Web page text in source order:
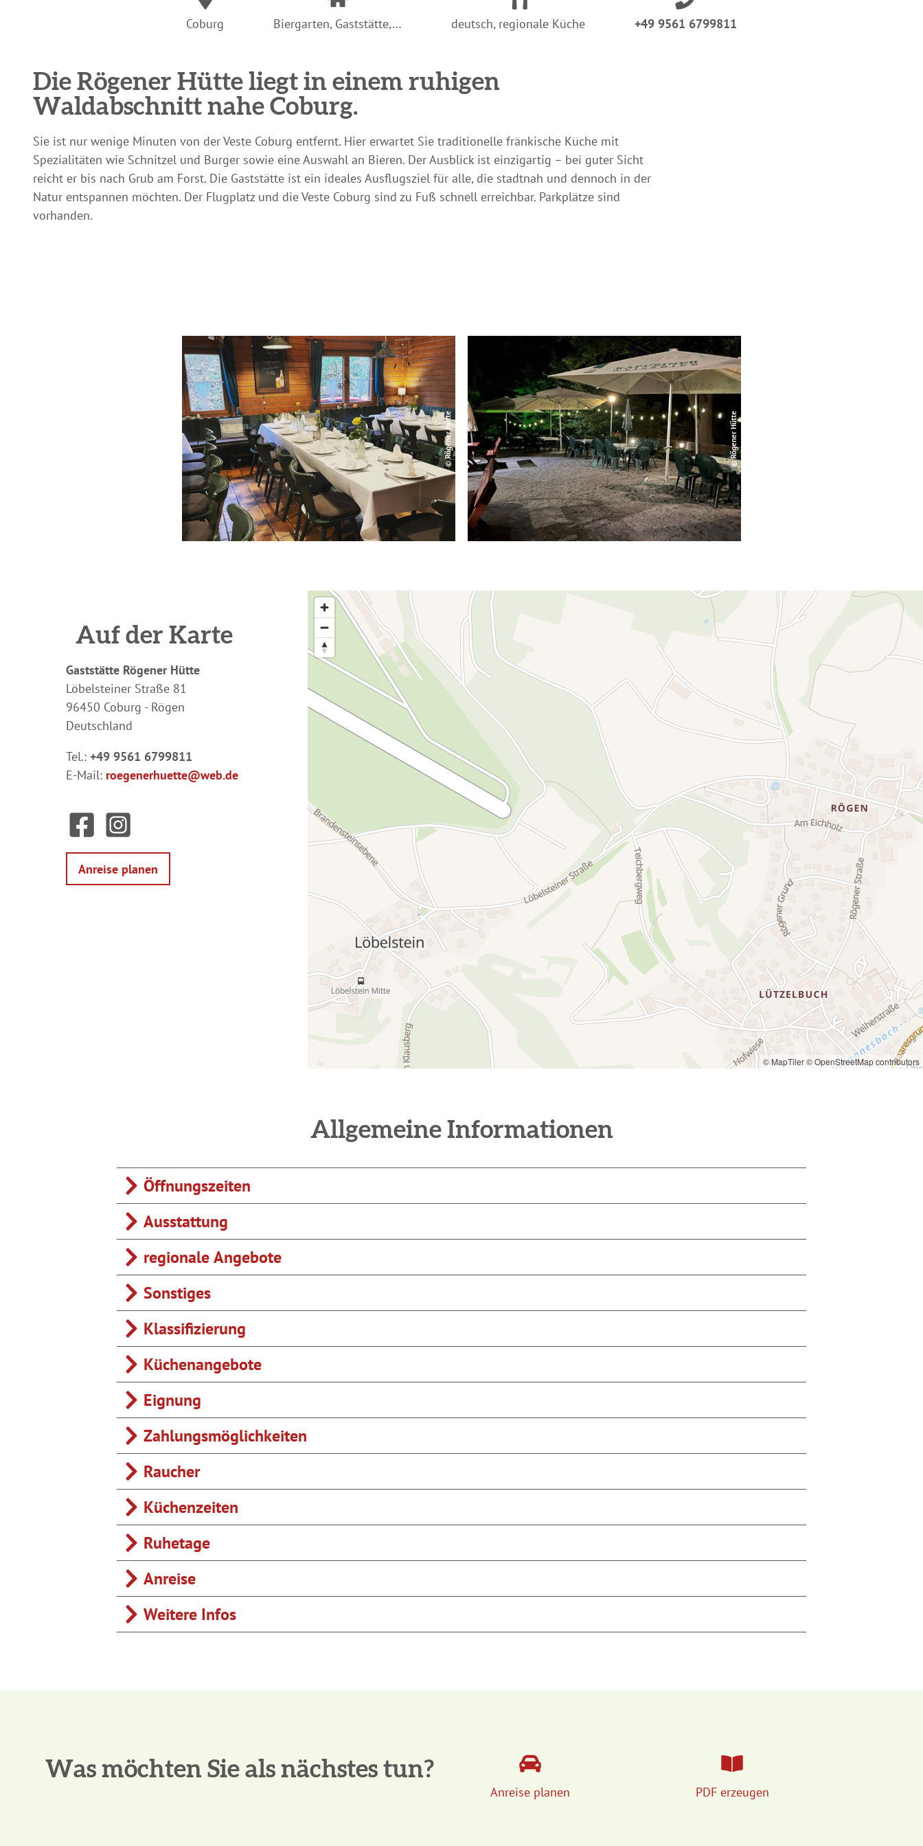
Coburg Biergarten, Gaststätte,… deutsch, regionale Küche +49 9561 6799811
Die Rögener Hütte liegt in einem ruhigen
Waldabschnitt nahe Coburg.
Sie ist nur wenige Minuten von der Veste Coburg entfernt. Hier erwartet Sie traditionelle fränkische Küche mit
Spezialitäten wie Schnitzel und Burger sowie eine Auswahl an Bieren. Der Ausblick ist einzigartig – bei guter Sicht
reicht er bis nach Grub am Forst. Die Gaststätte ist ein ideales Ausflugsziel für alle, die stadtnah und dennoch in der
Natur entspannen möchten. Der Flugplatz und die Veste Coburg sind zu Fuß schnell erreichbar. Parkplätze sind
vorhanden.
© Rögener Hütte © Rögener Hütte
Auf der Karte
Gaststätte Rögener Hütte
Löbelsteiner Straße 81
96450 Coburg - Rögen
Deutschland
Tel.: +49 9561 6799811
E-Mail: roegenerhuette@web.de
F
a
c
b
I
n
s
t
a
Anreise planen
© MapTiler© OpenStreetMap contributors
Allgemeine Informationen
Öffnungszeiten
Ausstattung
regionale Angebote
Sonstiges
Klassifizierung
Küchenangebote
Eignung
Zahlungsmöglichkeiten
Raucher
Küchenzeiten
Ruhetage
Anreise
Weitere Infos
Was möchten Sie als nächstes tun?
Anreise planen PDF erzeugen